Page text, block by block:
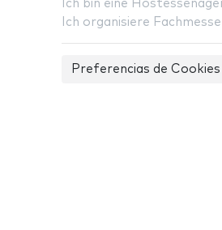
Ich bin eine
Ich organisiere
Preferencias de Cookies